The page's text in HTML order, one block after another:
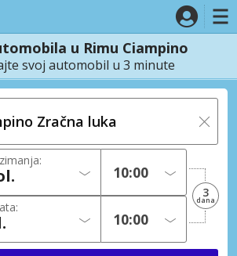
u Rimu Ciampino
svoj automobil u 3 minute
3
dana